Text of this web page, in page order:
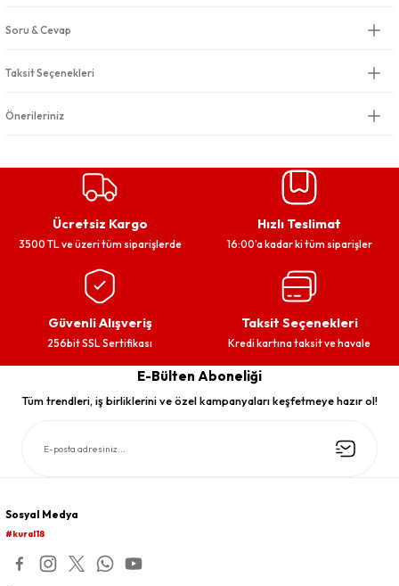
Soru & Cevap
Taksit Seçenekleri
Önerileriniz
Ücretsiz Kargo
3500 TL ve üzeri tüm siparişlerde
Hızlı Teslimat
16:00’a kadar ki tüm siparişler
Güvenli Alışveriş
256bit SSL Sertifikası
Taksit Seçenekleri
Kredi kartına taksit ve havale
E-Bülten Aboneliği
Tüm trendleri, iş birliklerini ve özel kampanyaları keşfetmeye hazır ol!
Sosyal Medya
#kural18